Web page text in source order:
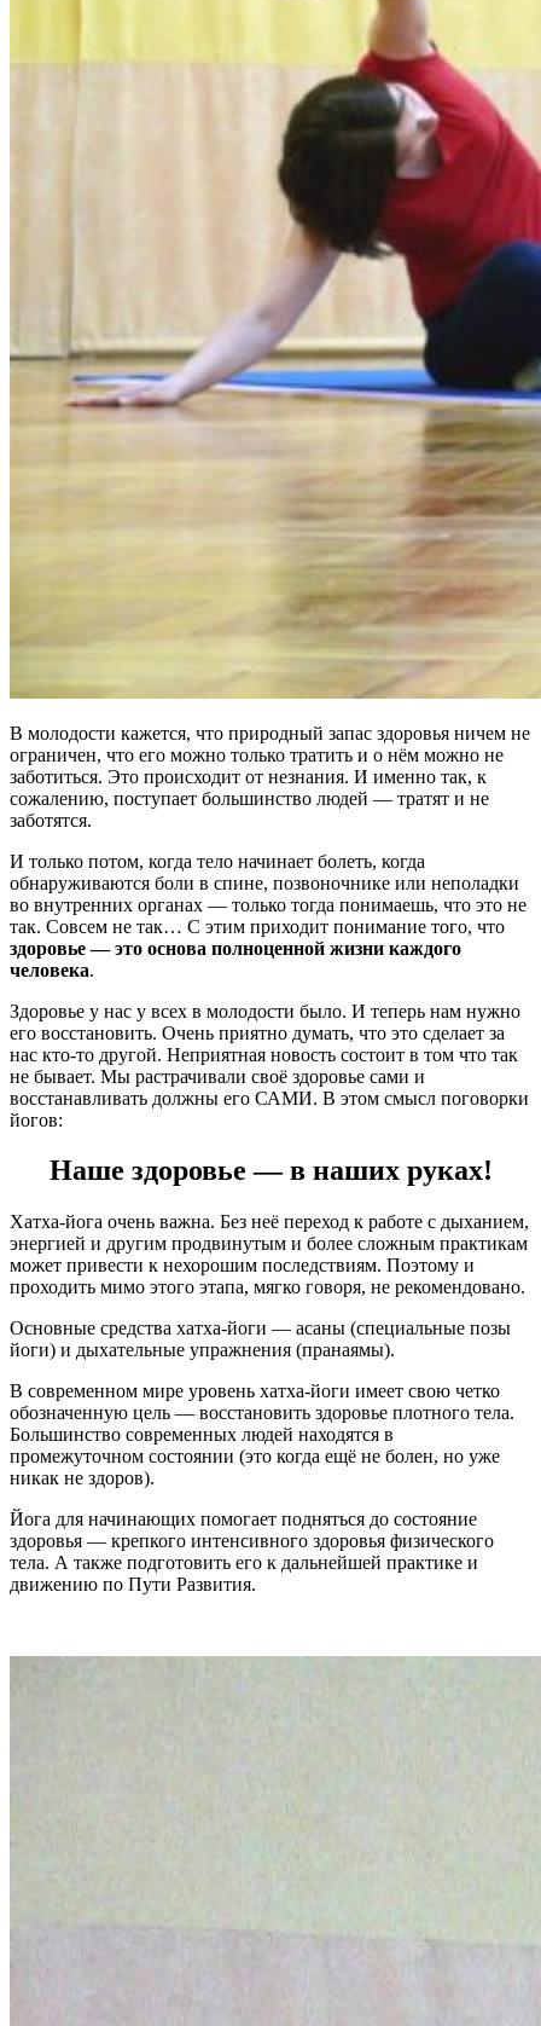
В молодости кажется, что природный запас здоровья ничем не
ограничен, что его можно только тратить и о нём можно не
заботиться. Это происходит от незнания. И именно так, к
сожалению, поступает большинство людей — тратят и не
заботятся.
И только потом, когда тело начинает болеть, когда
обнаруживаются боли в спине, позвоночнике или неполадки
во внутренних органах — только тогда понимаешь, что это не
так. Совсем не так… С этим приходит понимание того, что
здоровье — это основа полноценной жизни каждого
человека.
Здоровье у нас у всех в молодости было. И теперь нам нужно
его восстановить. Очень приятно думать, что это сделает за
нас кто-то другой. Неприятная новость состоит в том что так
не бывает. Мы растрачивали своё здоровье сами и
восстанавливать должны его САМИ. В этом смысл поговорки
йогов:
Наше здоровье — в наших руках!
Хатха-йога очень важна. Без неё переход к работе с дыханием,
энергией и другим продвинутым и более сложным практикам
может привести к нехорошим последствиям. Поэтому и
проходить мимо этого этапа, мягко говоря, не рекомендовано.
Основные средства хатха-йоги — асаны (специальные позы
йоги) и дыхательные упражнения (пранаямы).
В современном мире уровень хатха-йоги имеет свою четко
обозначенную цель — восстановить здоровье плотного тела.
Большинство современных людей находятся в
промежуточном состоянии (это когда ещё не болен, но уже
никак не здоров).
Йога для начинающих помогает подняться до состояние
здоровья — крепкого интенсивного здоровья физического
тела. А также подготовить его к дальнейшей практике и
движению по Пути Развития.